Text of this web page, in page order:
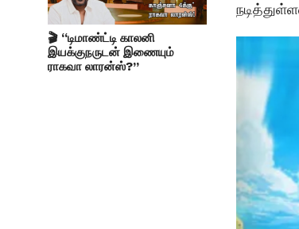
🎬 “டிமாண்ட்டி காலனி
இயக்குநருடன் இணையும்
ராகவா லாரன்ஸ்?”